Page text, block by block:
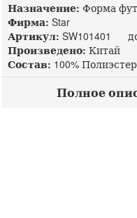
Назначение: Форма
Фирма: Star
Артикул: SW101401
Произведено: Китай
Состав: 100% Полиэстер
Полное